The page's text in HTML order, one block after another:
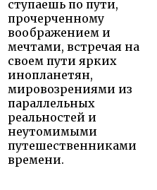
ступаешь по пути,
прочерченному
воображением и
мечтами, встречая на
своем пути ярких
инопланетян,
мировозрениями из
параллельных
реальностей и
неутомимыми
путешественниками
времени.